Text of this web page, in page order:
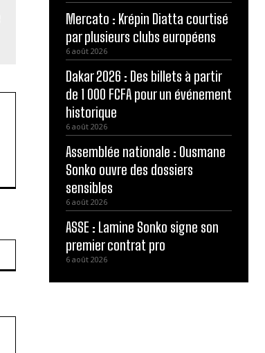
Mercato : Krépin Diatta courtisé
par plusieurs clubs européens
6 août 2026
Dakar 2026 : Des billets à partir
de 1 000 FCFA pour un événement
historique
6 août 2026
Assemblée nationale : Ousmane
Sonko ouvre des dossiers
sensibles
6 août 2026
ASSE : Lamine Sonko signe son
premier contrat pro
6 août 2026